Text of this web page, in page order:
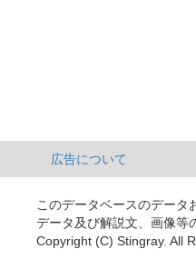
広告について
このデータベースのデータ
データ及び解説文、画像等
Copyright (C) Stingray. All